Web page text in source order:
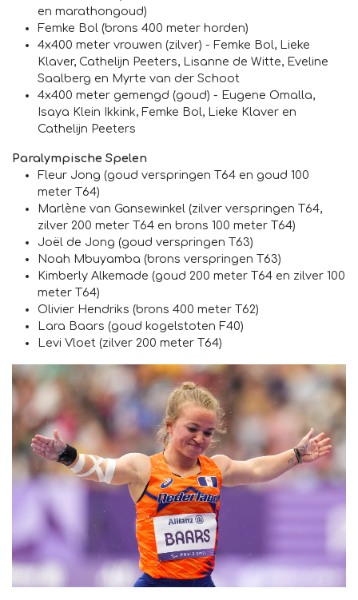
en marathongoud)
Femke Bol (brons 400 meter horden)
4x400 meter vrouwen (zilver) - Femke Bol, Lieke
Klaver, Cathelijn Peeters, Lisanne de Witte, Eveline
Saalberg en Myrte van der Schoot
4x400 meter gemengd (goud) - Eugene Omalla,
Isaya Klein Ikkink, Femke Bol, Lieke Klaver en
Cathelijn Peeters
Paralympische Spelen
Fleur Jong (goud verspringen T64 en goud 100
meter T64)
Marlène van Gansewinkel (zilver verspringen T64,
zilver 200 meter T64 en brons 100 meter T64)
Joël de Jong (goud verspringen T63)
Noah Mbuyamba (brons verspringen T63)
Kimberly Alkemade (goud 200 meter T64 en zilver 100
meter T64)
Olivier Hendriks (brons 400 meter T62)
Lara Baars (goud kogelstoten F40)
Levi Vloet (zilver 200 meter T64)